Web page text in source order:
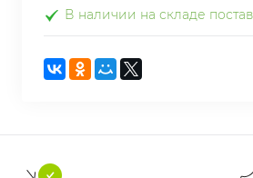
В наличии на складе